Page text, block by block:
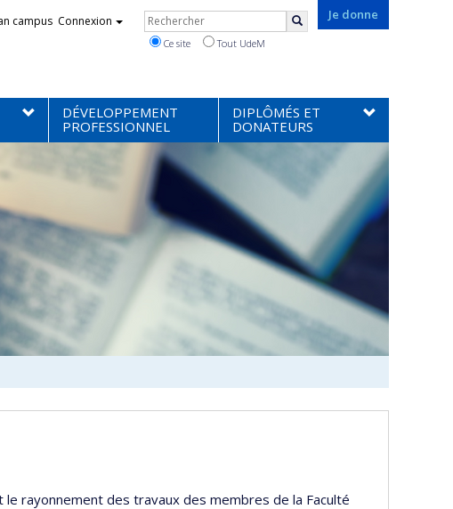
Je donne
campus Connexion Rechercher
Ce site Tout UdeM
DÉVELOPPEMENT
PROFESSIONNEL
DIPLÔMÉS ET
DONATEURS
rayonnement des travaux des membres de la Faculté